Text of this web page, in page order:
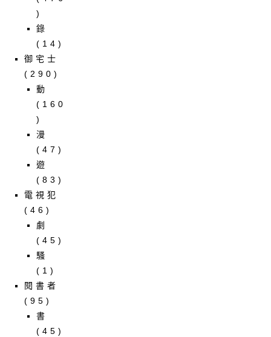
)
錄
(14)
御宅士
(290)
動
(160
)
漫
(47)
遊
(83)
電視犯
(46)
劇
(45)
騷
(1)
閱書者
(95)
書
(45)